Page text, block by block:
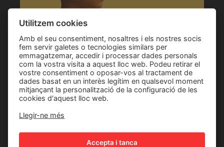
Una mirada global del planeta través de
diferents documentals, que opten pel Premi
Mirades.
Utilitzem cookies
Amb el seu consentiment, nosaltres i els nostres socis
fem servir galetes o tecnologies similars per
emmagatzemar, accedir i processar dades personals
com la vostra visita a aquest lloc web. Podeu retirar el
vostre consentiment o oposar-vos al tractament de
dades basat en un interès legítim en qualsevol moment
mitjançant la personalització de la configuració de les
cookies d'aquest lloc web.
Llegir-ne més
Accepta i tanca